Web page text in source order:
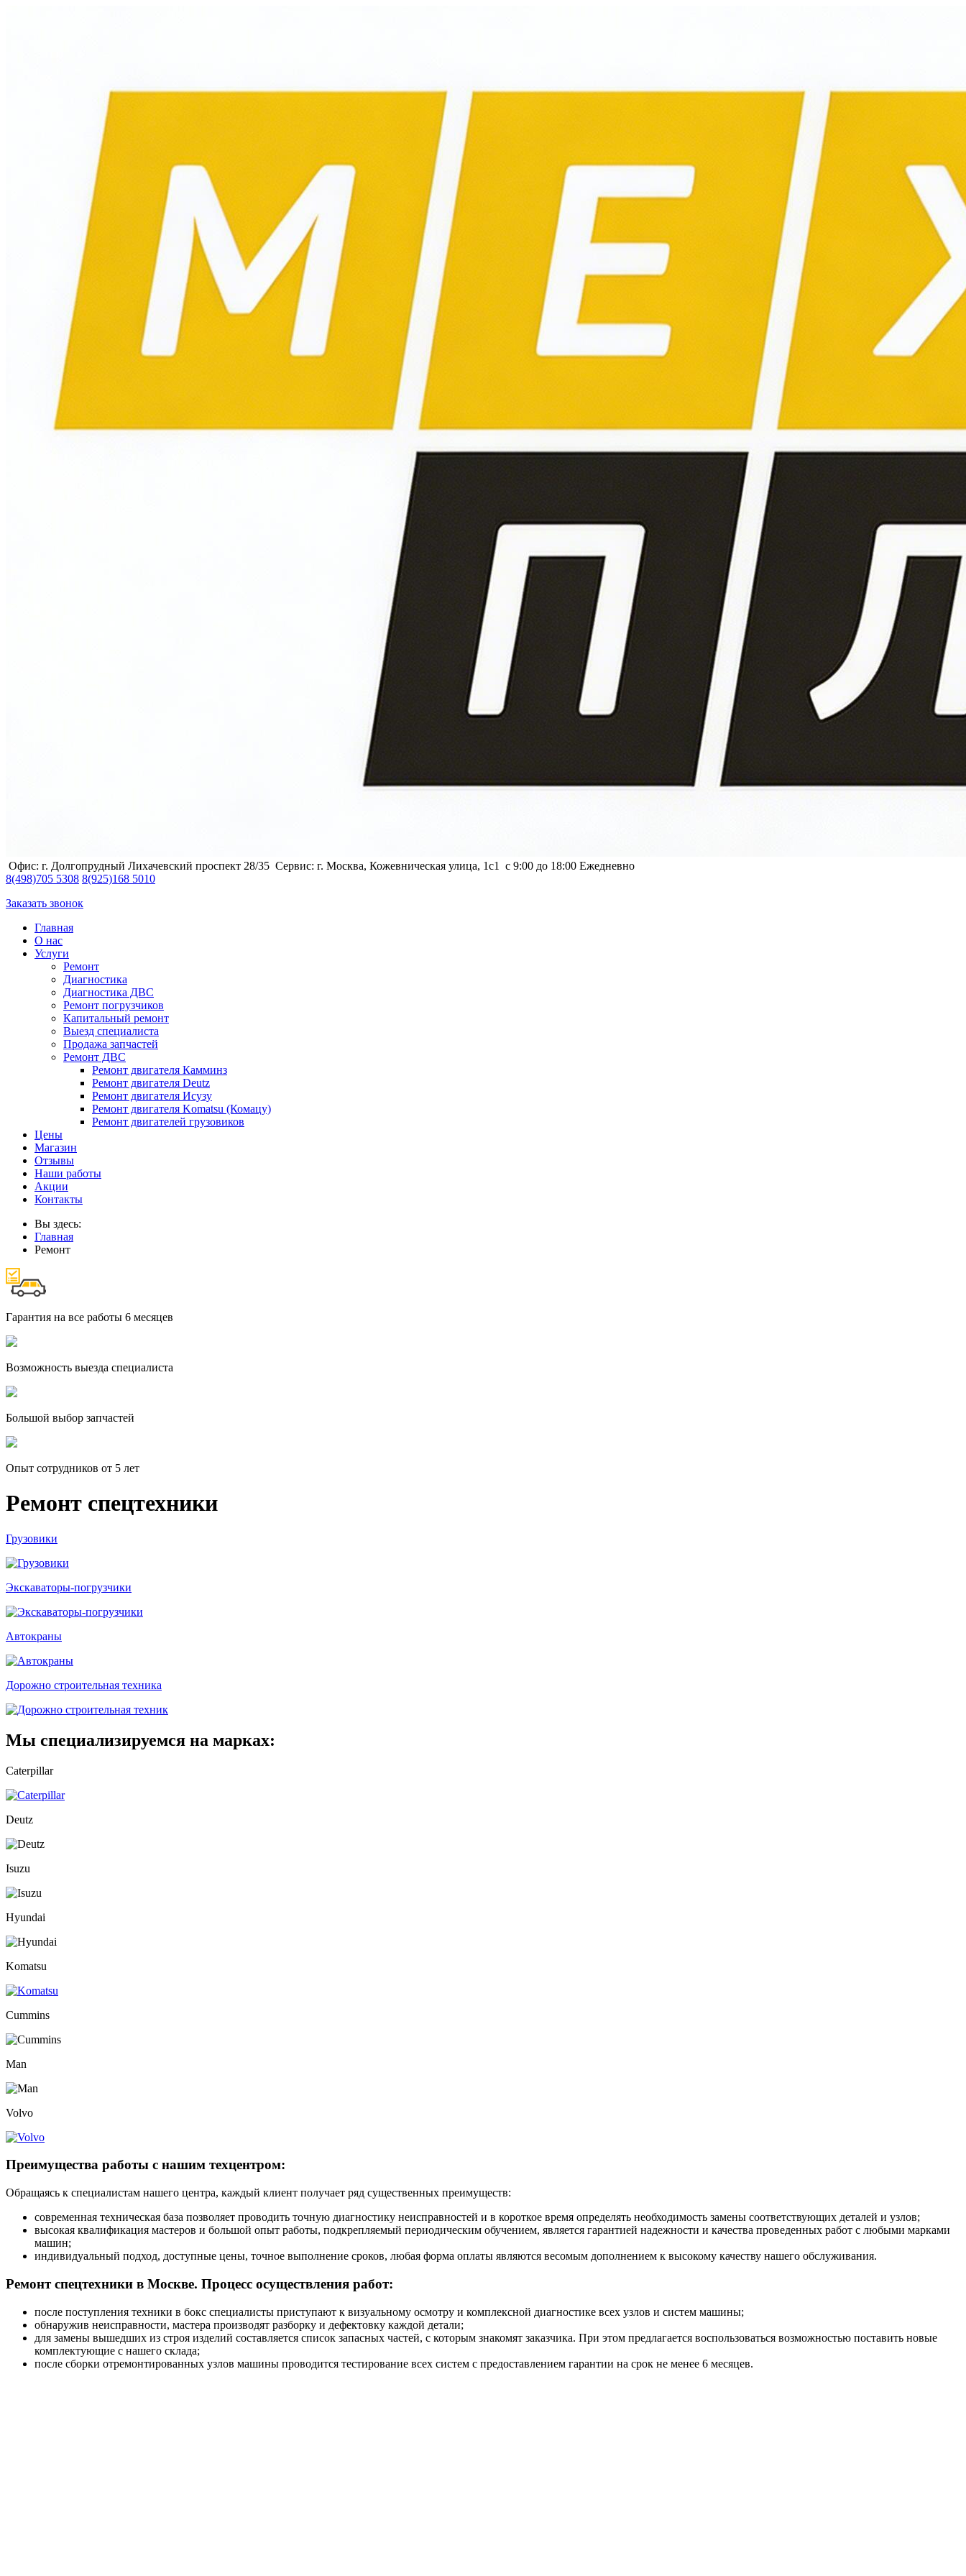
Офис: г. Долгопрудный Лихачевский проспект 28/35 Сервис: г. Москва, Кожевническая улица, 1с1
с 9:00 до 18:00 Ежедневно
8(498)705 5308 8(925)168 5010
Заказать звонок
Главная
О нас
Услуги
Ремонт
Диагностика
Диагностика ДВС
Ремонт погрузчиков
Капитальный ремонт
Выезд специалиста
Продажа запчастей
Ремонт ДВС
Ремонт двигателя Камминз
Ремонт двигателя Deutz
Ремонт двигателя Исузу
Ремонт двигателя Komatsu (Комацу)
Ремонт двигателей грузовиков
Цены
Магазин
Отзывы
Наши работы
Акции
Контакты
Вы здесь:
Главная
Ремонт
Гарантия на все работы 6 месяцев
Возможность выезда специалиста
Большой выбор запчастей
Опыт сотрудников от 5 лет
Ремонт спецтехники
Грузовики
Экскаваторы-погрузчики
Автокраны
Дорожно строительная техника
Мы специализируемся на марках:
Сaterpillar
Deutz
Isuzu
Hyundai
Komatsu
Сummins
Man
Volvo
Преимущества работы с нашим техцентром:
Обращаясь к специалистам нашего центра, каждый клиент получает ряд существенных преимуществ:
современная техническая база позволяет проводить точную диагностику неисправностей и в короткое время определять необходимость замены соответствующих деталей и узлов;
высокая квалификация мастеров и большой опыт работы, подкрепляемый периодическим обучением, является гарантией надежности и качества проведенных работ с любыми марками
машин;
индивидуальный подход, доступные цены, точное выполнение сроков, любая форма оплаты являются весомым дополнением к высокому качеству нашего обслуживания.
Ремонт спецтехники в Москве. Процесс осуществления работ:
после поступления техники в бокс специалисты приступают к визуальному осмотру и комплексной диагностике всех узлов и систем машины;
обнаружив неисправности, мастера производят разборку и дефектовку каждой детали;
для замены вышедших из строя изделий составляется список запасных частей, с которым знакомят заказчика. При этом предлагается воспользоваться возможностью поставить новые
комплектующие с нашего склада;
после сборки отремонтированных узлов машины проводится тестирование всех систем с предоставлением гарантии на срок не менее 6 месяцев.